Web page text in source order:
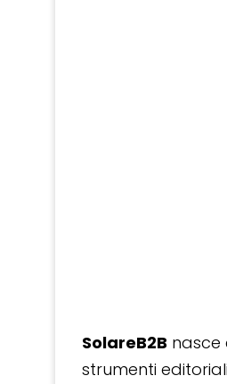
SolareB2B nasce
strumenti